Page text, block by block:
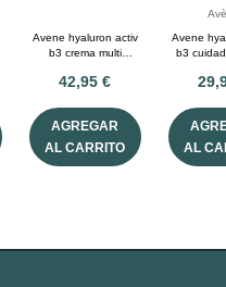
Avene hyaluron activ
b3 crema multi
mL
42,95 €
AGREGAR
AL CARRITO
Avene
b3
AL